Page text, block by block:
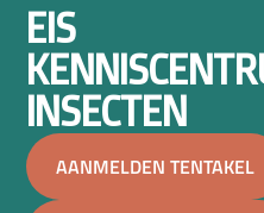
EIS
INSECTEN
AANMELDEN TENTAKEL